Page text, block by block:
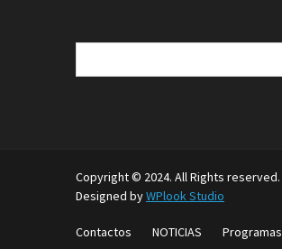
Buscar:
Copyright © 2024. All Rights reserved.
Designed byWPlook Studio
Contactos NOTICIAS Programas